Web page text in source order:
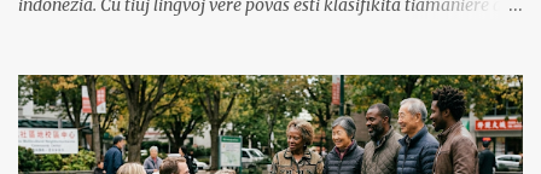
indonezia. Ĉu tiuj lingvoj vere povas esti klasifikita tiamaniere aŭ